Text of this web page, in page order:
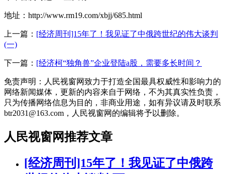
地址：http://www.rm19.com/xbjj/685.html
上一篇： [经济周刊]15年了！我见证了中俄跨世纪的伟大谈判
(一)
下一篇： [经济柯“独角兽”企业登陆a股，需要多长时间？
免责声明：人民视窗网致力于打造全国最具权威性和影响力的
网络新闻媒体，更新的内容来自于网络，不为其真实性负责，
只为传播网络信息为目的，非商业用途，如有异议请及时联系
btr2031@163.com，人民视窗网的编辑将予以删除。
人民视窗网推荐文章
[经济周刊]15年了！我见证了中俄跨